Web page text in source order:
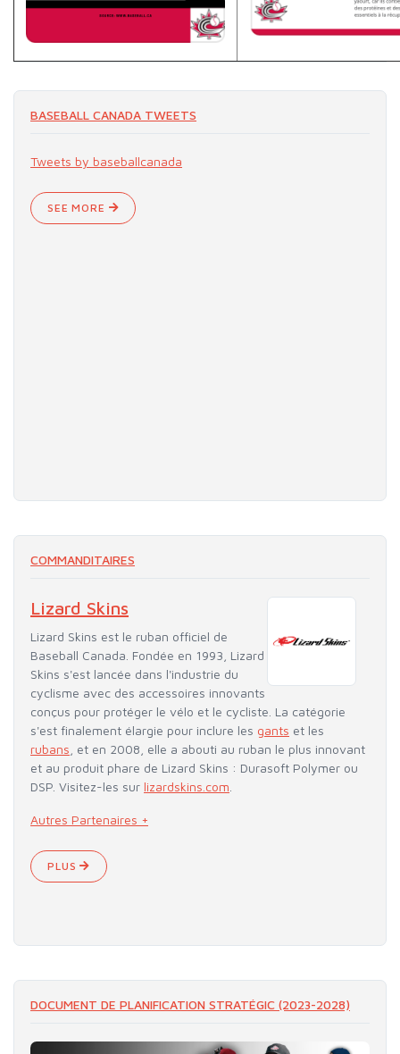
BASEBALL CANADA TWEETS
Tweets by baseballcanada
SEE MORE
COMMANDITAIRES
Lizard Skins
Lizard Skins est le ruban officiel de
Baseball Canada. Fondée en 1993, Lizard
Skins s'est lancée dans l'industrie du
cyclisme avec des accessoires innovants
conçus pour protéger le vélo et le cycliste. La catégorie
s'est finalement élargie pour inclure les gants et les
rubans , et en 2008, elle a abouti au ruban le plus innovant
et au produit phare de Lizard Skins : Durasoft Polymer ou
DSP. Visitez-les sur lizardskins.com
Autres Partenaires +
PLUS
DOCUMENT DE PLANIFICATION STRATÉGIC (2023-2028)